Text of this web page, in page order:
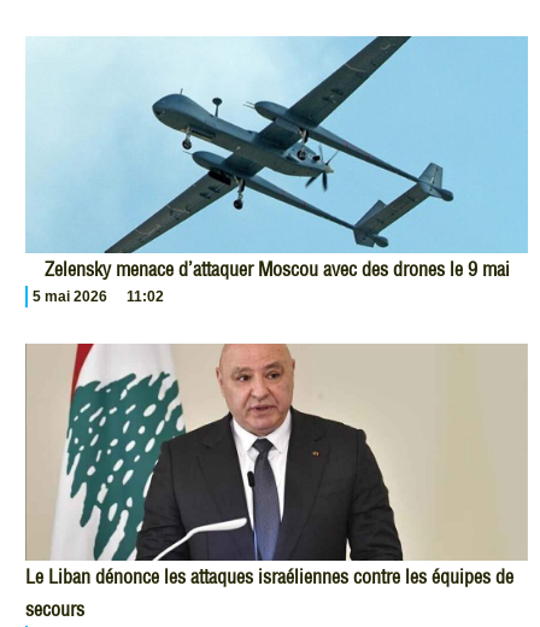
Zelensky menace d’attaquer Moscou avec des drones le 9 mai
5 mai 2026 11:02
Le Liban dénonce les attaques israéliennes contre les équipes de
secours